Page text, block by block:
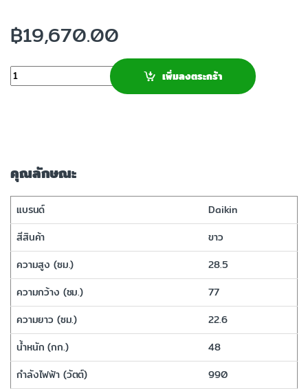
฿19,670.00
จำนวน เพิ่มลงตระกร้า
คุณลักษณะ
แบรนด์
Daikin
สีสินค้า
ขาว
ความสูง (ซม.)
28.5
ความกว้าง (ซม.)
77
ความยาว (ซม.)
22.6
น้ำหนัก (กก.)
48
กำลังไฟฟ้า (วัตต์)
990